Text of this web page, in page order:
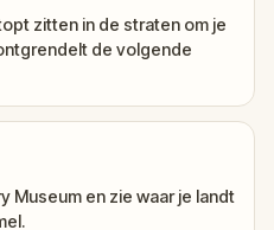
zitten in de straten om je
de volgende
Museum en zie waar je landt